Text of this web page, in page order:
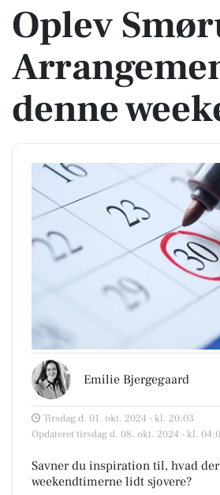
Oplev
denne
Emilie Bjergegaard
Tirsdag d. 01. okt. 2024 - kl. 20:03
Opdateret tirsdag d. 08. okt. 2024 - kl.
Savner du inspiration til, hvad
weekendtimerne lidt sjovere?